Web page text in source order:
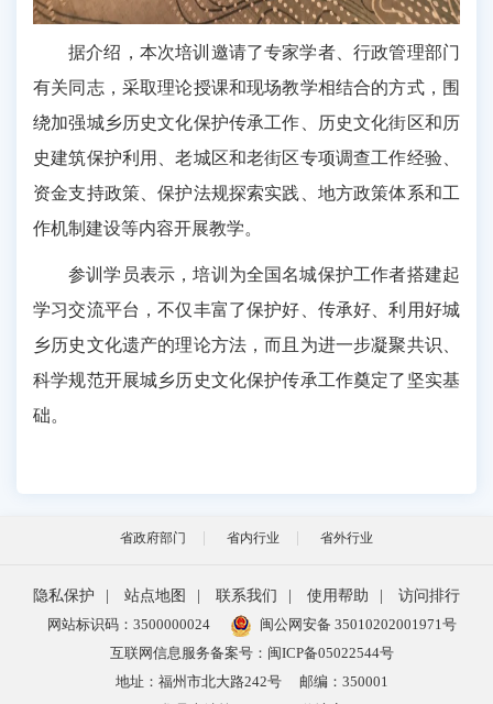
据介绍，本次培训邀请了专家学者、行政管理部门
有关同志，采取理论授课和现场教学相结合的方式，围
绕加强城乡历史文化保护传承工作、历史文化街区和历
史建筑保护利用、老城区和老街区专项调查工作经验、
资金支持政策、保护法规探索实践、地方政策体系和工
作机制建设等内容开展教学。
参训学员表示，培训为全国名城保护工作者搭建起
学习交流平台，不仅丰富了保护好、传承好、利用好城
乡历史文化遗产的理论方法，而且为进一步凝聚共识、
科学规范开展城乡历史文化保护传承工作奠定了坚实基
础。
省政府部门 省内行业 省外行业
隐私保护 站点地图 联系我们 使用帮助
访问排行
网站标识码：3500000024
闽公网安备 35010202001971号
互联网信息服务备案号：闽ICP备05022544号
地址：福州市北大路242号
邮编：350001